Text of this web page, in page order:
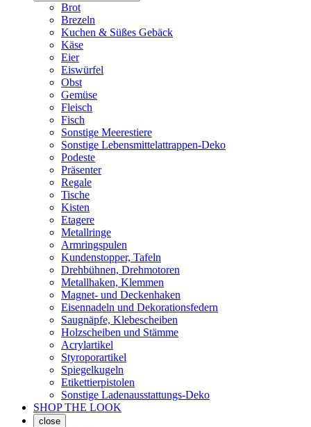
Brot
Brezeln
Kuchen & Süßes Gebäck
Käse
Eier
Eiswürfel
Obst
Gemüse
Fleisch
Fisch
Sonstige Meerestiere
Sonstige Lebensmittelattrappen-Deko
Podeste
Präsenter
Regale
Tische
Kisten
Etagere
Metallringe
Armringspulen
Kundenstopper, Tafeln
Drehbühnen, Drehmotoren
Metallhaken, Klemmen
Magnet- und Deckenhaken
Eisennadeln und Dekorationsfedern
Saugnäpfe, Klebescheiben
Holzscheiben und Stämme
Acrylartikel
Styroporartikel
Spiegelkugeln
Etikettierpistolen
Sonstige Ladenausstattungs-Deko
SHOP THE LOOK
close